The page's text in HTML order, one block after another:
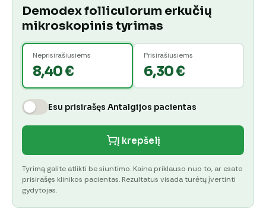
Demodex folliculorum erkučių
mikroskopinis tyrimas
Neprisirašiusiems
8,40 €
Prisirašiusiems
6,30 €
Esu prisirašęs Antalgijos pacientas
Į krepšelį
Tyrimą galite atlikti be siuntimo. Kaina priklauso nuo to, ar esate
prisirašęs klinikos pacientas. Rezultatus visada turėtų įvertinti
gydytojas.